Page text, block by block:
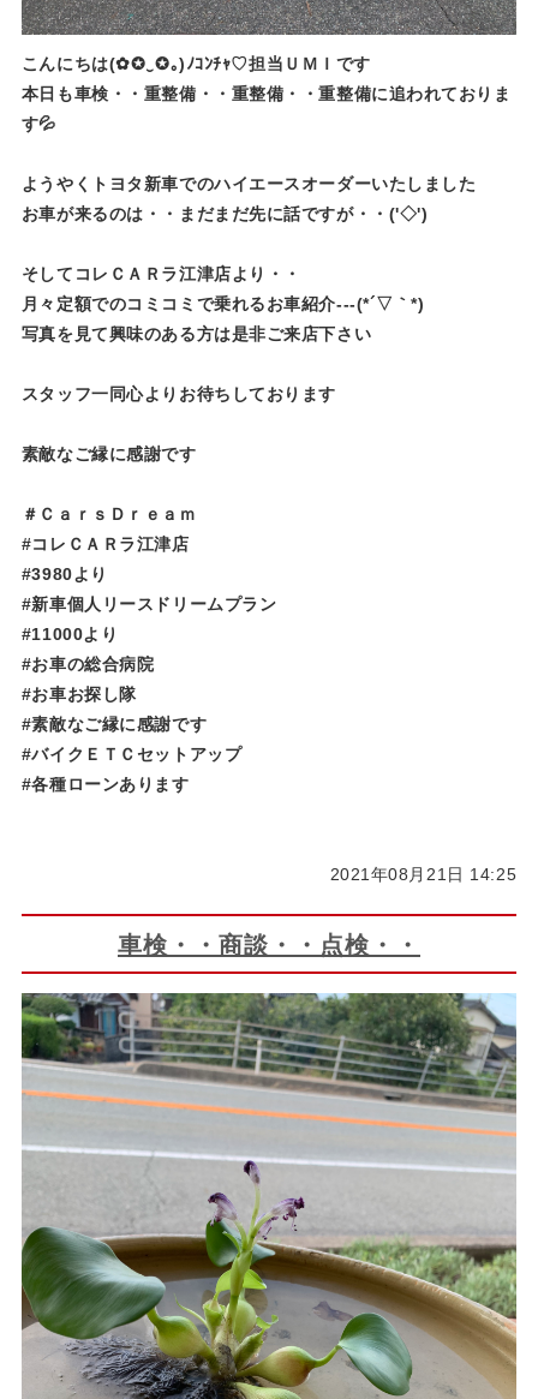
こんにちは(✿✪‿✪｡)ﾉｺﾝﾁｬ♡担当ＵＭＩです
本日も車検・・重整備・・重整備・・重整備に追われておりま
す💦
ようやくトヨタ新車でのハイエースオーダーいたしました
お車が来るのは・・まだまだ先に話ですが・・('◇')ゞ
そしてコレＣＡＲラ江津店より・・
月々定額でのコミコミで乗れるお車紹介---(*´▽｀*)
写真を見て興味のある方は是非ご来店下さい
スタッフ一同心よりお待ちしております
素敵なご縁に感謝です
＃ＣａｒｓＤｒｅａｍ
#コレＣＡＲラ江津店
#3980より
#新車個人リースドリームプラン
#11000より
#お車の総合病院
#お車お探し隊
#素敵なご縁に感謝です
#バイクＥＴＣセットアップ
#各種ローンあります
2021年08月21日 14:25
車検・・商談・・点検・・